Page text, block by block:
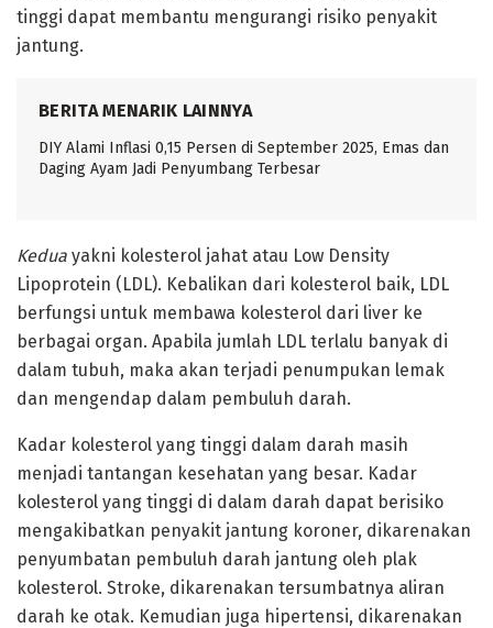
tinggi dapat membantu mengurangi risiko penyakit
jantung.
BERITA MENARIK LAINNYA
DIY Alami Inflasi 0,15 Persen di September 2025, Emas dan
Daging Ayam Jadi Penyumbang Terbesar
Kedua yakni kolesterol jahat atau Low Density
Lipoprotein (LDL). Kebalikan dari kolesterol baik, LDL
berfungsi untuk membawa kolesterol dari liver ke
berbagai organ. Apabila jumlah LDL terlalu banyak di
dalam tubuh, maka akan terjadi penumpukan lemak
dan mengendap dalam pembuluh darah.
Kadar kolesterol yang tinggi dalam darah masih
menjadi tantangan kesehatan yang besar. Kadar
kolesterol yang tinggi di dalam darah dapat berisiko
mengakibatkan penyakit jantung koroner, dikarenakan
penyumbatan pembuluh darah jantung oleh plak
kolesterol. Stroke, dikarenakan tersumbatnya aliran
darah ke otak. Kemudian juga hipertensi, dikarenakan